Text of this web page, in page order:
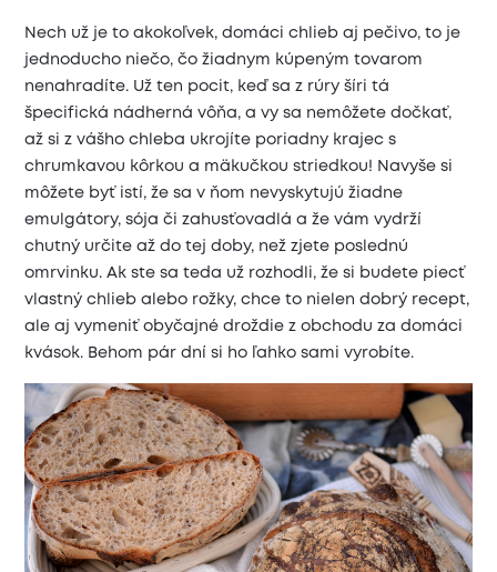
Nech už je to akokoľvek, domáci chlieb aj pečivo, to je
jednoducho niečo, čo žiadnym kúpeným tovarom
nenahradíte. Už ten pocit, keď sa z rúry šíri tá
špecifická nádherná vôňa, a vy sa nemôžete dočkať,
až si z vášho chleba ukrojíte poriadny krajec s
chrumkavou kôrkou a mäkučkou striedkou! Navyše si
môžete byť istí, že sa v ňom nevyskytujú žiadne
emulgátory, sója či zahusťovadlá a že vám vydrží
chutný určite až do tej doby, než zjete poslednú
omrvinku. Ak ste sa teda už rozhodli, že si budete piecť
vlastný chlieb alebo rožky, chce to nielen dobrý recept,
ale aj vymeniť obyčajné droždie z obchodu za domáci
kvások. Behom pár dní si ho ľahko sami vyrobíte.